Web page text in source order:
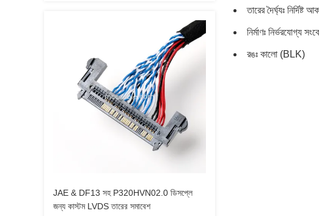
JAE & DF13 সহ P320HVN02.0 ডিসপ্লে
জন্য কাস্টম LVDS তারের সমাবেশ
তারের দৈর্ঘ্যঃ
নির্মাণঃ নির্ভরযোগ্য
রঙঃ কালো (BLK)